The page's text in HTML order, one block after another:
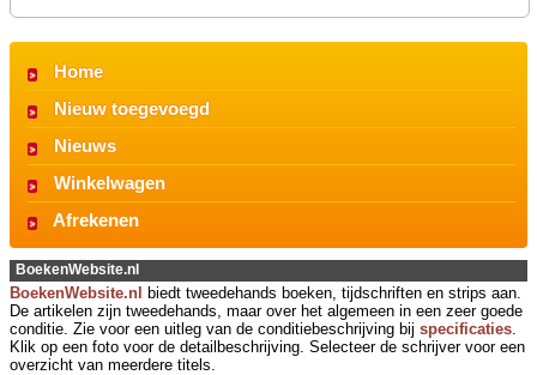
Home
Nieuw toegevoegd
Nieuws
Winkelwagen
Afrekenen
BoekenWebsite.nl
BoekenWebsite.nl
biedt tweedehands boeken, tijdschriften en strips aan.
De artikelen zijn tweedehands, maar over het algemeen in een zeer goede
conditie. Zie voor een uitleg van de conditiebeschrijving bij specificaties.
Klik op een foto voor de detailbeschrijving. Selecteer de schrijver voor een
overzicht van meerdere titels.